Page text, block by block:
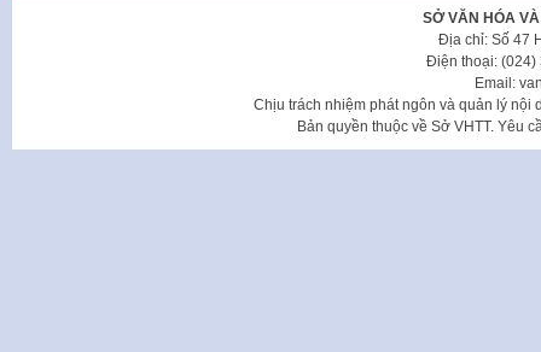
SỞ VĂN HÓA
Địa chỉ: Số 47
Điện thoại: (024)
Email:
Chịu trách nhiệm phát ngôn và quản lý nội
Bản quyền thuộc về Sở VHTT. Yêu